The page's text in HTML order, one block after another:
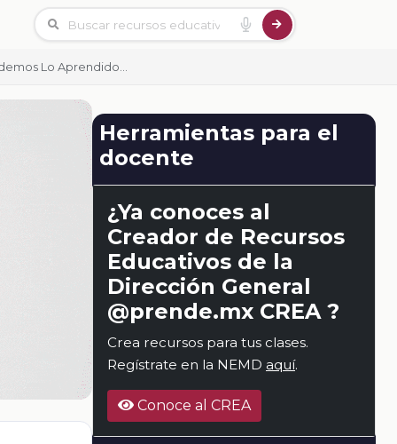
Lo Aprendido…
Herramientas para el
docente
¿Ya conoces al
Creador de Recursos
Educativos de la
Dirección General
@prende.mx CREA ?
Crea recursos para tus clases.
Regístrate en la NEMD aquí.
Conoce al CREA